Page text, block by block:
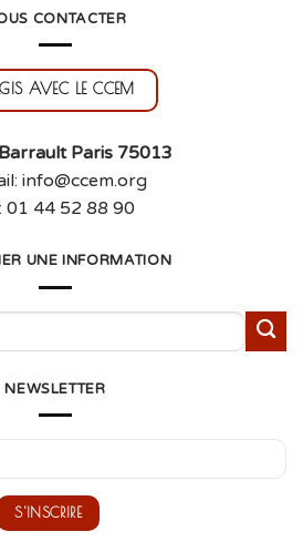
CONTACTER
AVEC LE CCEM
Paris 75013
info@ccem.org
01 44 52 88 90
UNE INFORMATION
NEWSLETTER